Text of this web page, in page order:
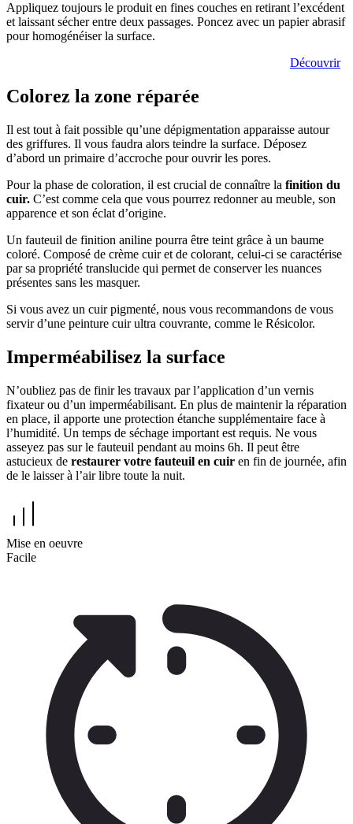
Appliquez toujours le produit en fines couches en retirant l’excédent
et laissant sécher entre deux passages. Poncez avec un papier abrasif
pour homogénéiser la surface.
Découvrir
Colorez la zone réparée
Il est tout à fait possible qu’une dépigmentation apparaisse autour
des griffures. Il vous faudra alors teindre la surface. Déposez
d’abord un primaire d’accroche pour ouvrir les pores.
Pour la phase de coloration, il est crucial de connaître la finition du
cuir. C’est comme cela que vous pourrez redonner au meuble, son
apparence et son éclat d’origine.
Un fauteuil de finition aniline pourra être teint grâce à un baume
coloré. Composé de crème cuir et de colorant, celui-ci se caractérise
par sa propriété translucide qui permet de conserver les nuances
présentes sans les masquer.
Si vous avez un cuir pigmenté, nous vous recommandons de vous
servir d’une peinture cuir ultra couvrante, comme le Résicolor.
Imperméabilisez la surface
N’oubliez pas de finir les travaux par l’application d’un vernis
fixateur ou d’un imperméabilisant. En plus de maintenir la réparation
en place, il apporte une protection étanche supplémentaire face à
l’humidité. Un temps de séchage important est requis. Ne vous
asseyez pas sur le fauteuil pendant au moins 6h. Il peut être
astucieux de restaurer votre fauteuil en cuir en fin de journée, afin
de le laisser à l’air libre toute la nuit.
Mise en oeuvre
Facile